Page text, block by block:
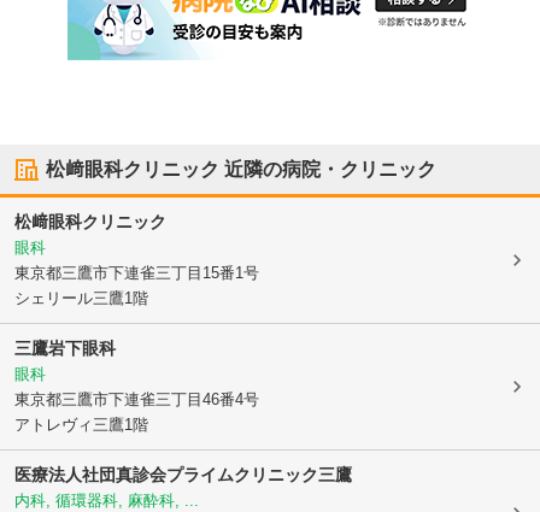
松﨑眼科クリニック 近隣の病院・クリニック
松﨑眼科クリニック
眼科
東京都三鷹市下連雀三丁目15番1号
シェリール三鷹1階
三鷹岩下眼科
眼科
東京都三鷹市下連雀三丁目46番4号
アトレヴィ三鷹1階
医療法人社団真診会プライムクリニック三鷹
内科, 循環器科, 麻酔科, ...